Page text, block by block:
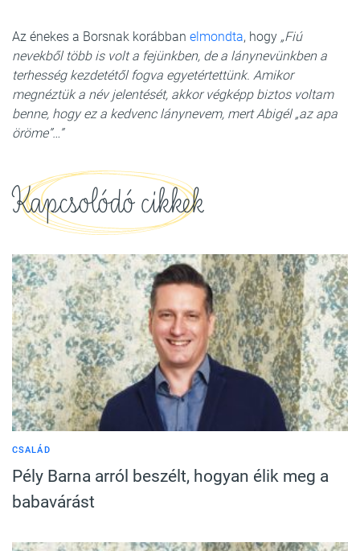
Az énekes a Borsnak korábban elmondta, hogy „Fiú
nevekből több is volt a fejünkben, de a lánynevünkben a
terhesség kezdetétől fogva egyetértettünk. Amikor
megnéztük a név jelentését, akkor végképp biztos voltam
benne, hogy ez a kedvenc lánynevem, mert Abigél „az apa
öröme”…”
Kapcsolódó cikkek
CSALÁD
Pély Barna arról beszélt, hogyan élik meg a
babavárást